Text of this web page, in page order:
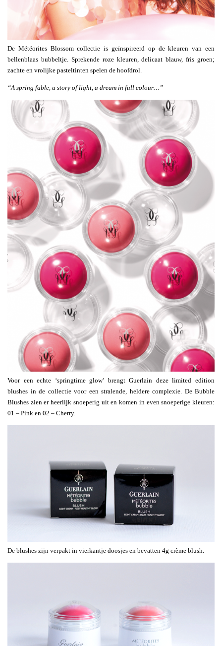
De Météorites Blossom collectie is geïnspireerd op de kleuren van een
bellenblaas bubbeltje. Sprekende roze kleuren, delicaat blauw, fris groen;
zachte en vrolijke pasteltinten spelen de hoofdrol.
“A spring fable, a story of light, a dream in full colour…”
Voor een echte ‘springtime glow’ brengt Guerlain deze limited edition
blushes in de collectie voor een stralende, heldere complexie. De Bubble
Blushes zien er heerlijk snoeperig uit en komen in even snoeperige kleuren:
01 – Pink en 02 – Cherry.
De blushes zijn verpakt in vierkantje doosjes en bevatten 4g crème blush.